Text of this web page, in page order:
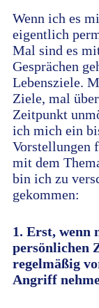
Wenn ich es
eigentlich
Mal sind es
Gesprächen
Lebensziele.
Ziele, mal
Zeitpunkt
ich mich ein
Vorstellungen
mit dem
bin ich zu
gekommen:
1. Erst, wenn
persönlichen
regelmäßig
Angriff